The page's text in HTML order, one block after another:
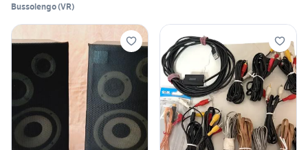
Bussolengo(VR)